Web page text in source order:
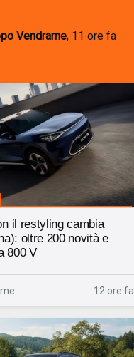
Vendrame, 11 ore fa
il restyling cambia
oltre 200 novità e
800 V
12 ore fa